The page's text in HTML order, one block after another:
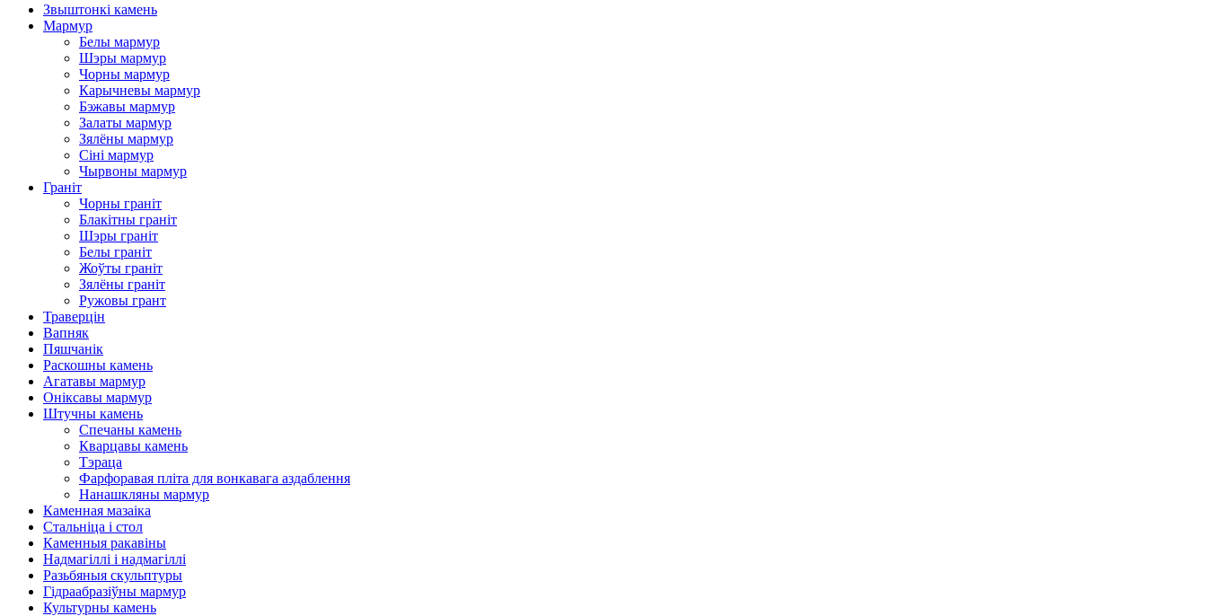
Звыштонкі камень
Мармур
Белы мармур
Шэры мармур
Чорны мармур
Карычневы мармур
Бэжавы мармур
Залаты мармур
Зялёны мармур
Сіні мармур
Чырвоны мармур
Граніт
Чорны граніт
Блакітны граніт
Шэры граніт
Белы граніт
Жоўты граніт
Зялёны граніт
Ружовы грант
Траверцін
Вапняк
Пяшчанік
Раскошны камень
Агатавы мармур
Оніксавы мармур
Штучны камень
Спечаны камень
Кварцавы камень
Тэраца
Фарфоравая пліта для вонкавага аздаблення
Нанашкляны мармур
Каменная мазаіка
Стальніца і стол
Каменныя ракавіны
Надмагіллі і надмагіллі
Разьбяныя скульптуры
Гідраабразіўны мармур
Культурны камень